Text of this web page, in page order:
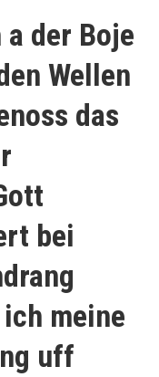
der Boje
Wellen
das
bei
meine
uff